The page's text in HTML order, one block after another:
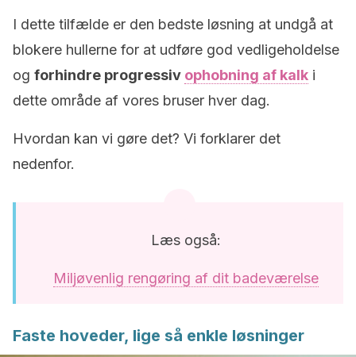
I dette tilfælde er den bedste løsning at undgå at
blokere hullerne for at udføre god vedligeholdelse
og forhindre progressiv ophobning af kalk i
dette område af vores bruser hver dag.
Hvordan kan vi gøre det? Vi forklarer det
nedenfor.
Læs også:
Miljøvenlig rengøring af dit badeværelse
Faste hoveder, lige så enkle løsninger